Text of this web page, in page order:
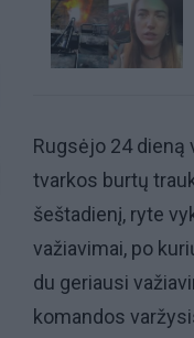
Rugsėjo 24
tvarkos burtų
šeštadienį, ryte
važiavimai, po
du geriausi
komandos